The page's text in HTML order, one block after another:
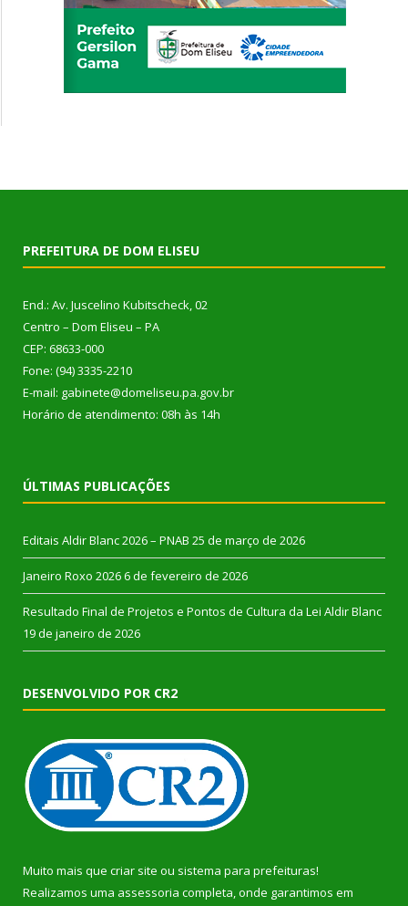
PREFEITURA DE DOM ELISEU
End.: Av. Juscelino Kubitscheck, 02
Centro – Dom Eliseu – PA
CEP: 68633-000
Fone: (94) 3335-2210
E-mail: gabinete@domeliseu.pa.gov.br
Horário de atendimento: 08h às 14h
ÚLTIMAS PUBLICAÇÕES
Editais Aldir Blanc 2026 – PNAB 25 de março de 2026
Janeiro Roxo 2026 6 de fevereiro de 2026
Resultado Final de Projetos e Pontos de Cultura da Lei Aldir Blanc
19 de janeiro de 2026
DESENVOLVIDO POR CR2
Muito mais que criar site ou sistema para prefeituras!
Realizamos uma assessoria completa, onde garantimos em